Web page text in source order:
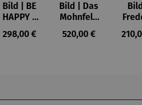
Bild | BE
HAPPY –
Michael
Pfannsch
Regulärer Preis:
298,00 €
Bild | Das
Mohnfeld
bei
Argenteuil
Regulärer Preis:
520,00 €
Bild